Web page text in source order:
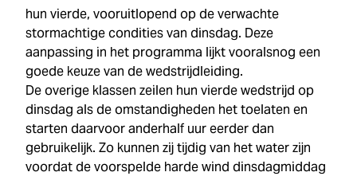
hun vierde, vooruitlopend op de verwachte
stormachtige condities van dinsdag. Deze
aanpassing in het programma lijkt vooralsnog een
goede keuze van de wedstrijdleiding.
De overige klassen zeilen hun vierde wedstrijd op
dinsdag als de omstandigheden het toelaten en
starten daarvoor anderhalf uur eerder dan
gebruikelijk. Zo kunnen zij tijdig van het water zijn
voordat de voorspelde harde wind dinsdagmiddag